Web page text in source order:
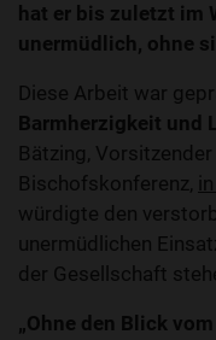
hat er bis zuletzt im
unermüdlich, ohne
Diese Arbeit war
Barmherzigkeit und
Bätzing,
Bischofskonferenz,
würdigte den
unermüdlichen
der Gesellschaft
„Ohne den Blick